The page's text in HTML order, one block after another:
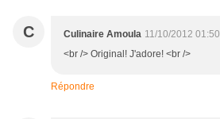
C Culinaire Amoula 11/10/2012 01:50
<br /> Original! J'adore! <br />
Répondre